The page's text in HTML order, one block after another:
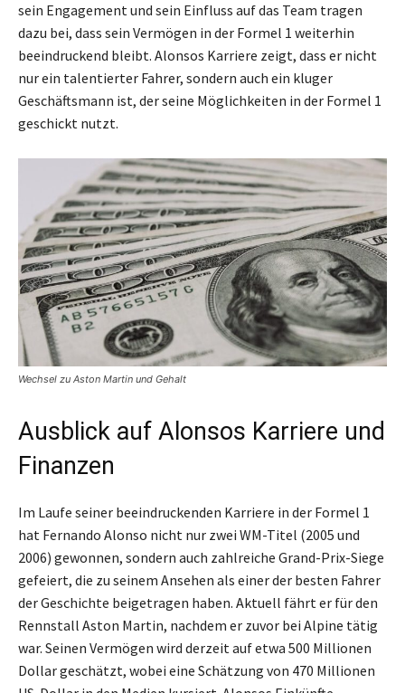
sein Engagement und sein Einfluss auf das Team tragen
dazu bei, dass sein Vermögen in der Formel 1 weiterhin
beeindruckend bleibt. Alonsos Karriere zeigt, dass er nicht
nur ein talentierter Fahrer, sondern auch ein kluger
Geschäftsmann ist, der seine Möglichkeiten in der Formel 1
geschickt nutzt.
Wechsel zu Aston Martin und Gehalt
Ausblick auf Alonsos Karriere und
Finanzen
Im Laufe seiner beeindruckenden Karriere in der Formel 1
hat Fernando Alonso nicht nur zwei WM-Titel (2005 und
2006) gewonnen, sondern auch zahlreiche Grand-Prix-Siege
gefeiert, die zu seinem Ansehen als einer der besten Fahrer
der Geschichte beigetragen haben. Aktuell fährt er für den
Rennstall Aston Martin, nachdem er zuvor bei Alpine tätig
war. Seinen Vermögen wird derzeit auf etwa 500 Millionen
Dollar geschätzt, wobei eine Schätzung von 470 Millionen